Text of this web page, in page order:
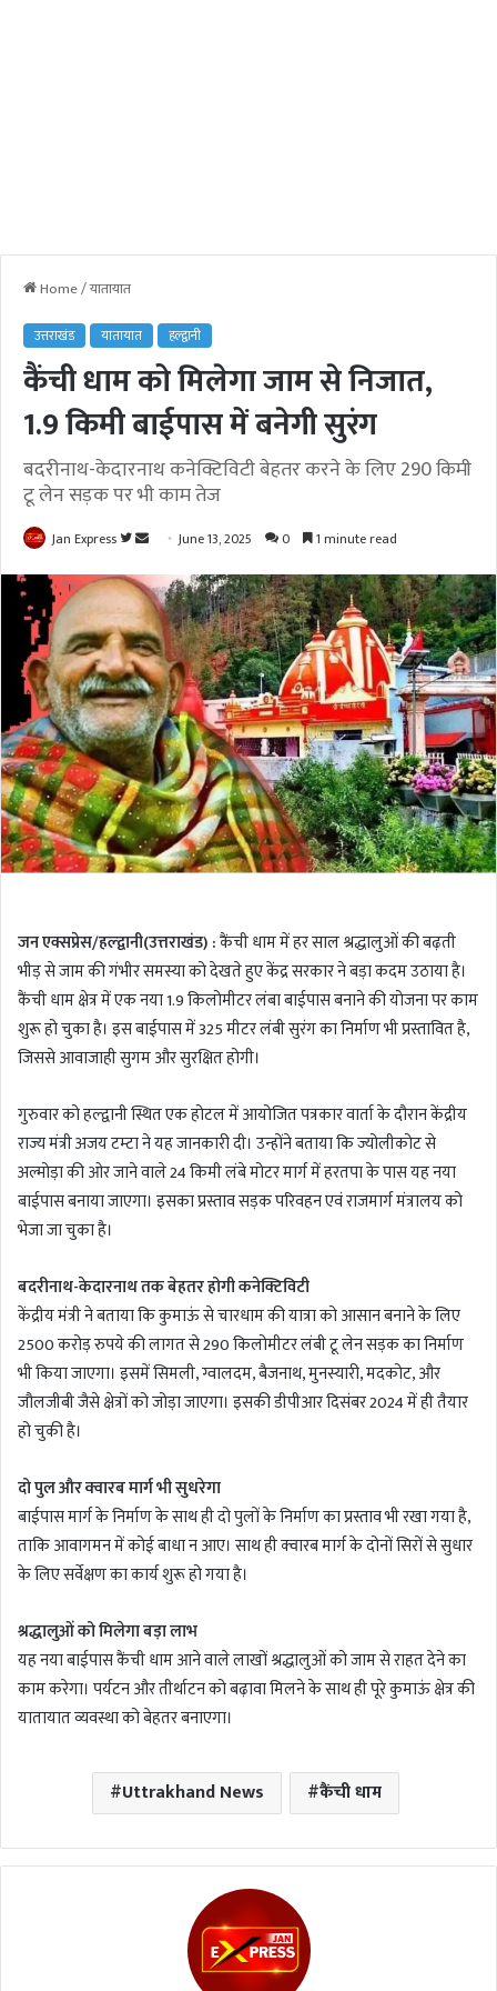
Home/यातायात
उत्तराखंड यातायात हल्द्वानी
कैंची धाम को मिलेगा जाम से निजात,
1.9 किमी बाईपास में बनेगी सुरंग
बदरीनाथ-केदारनाथ कनेक्टिविटी बेहतर करने के लिए 290 किमी
टू लेन सड़क पर भी काम तेज
Jan Express
F
l
l
o
w
o
n
T
w
i
t
t
n
d
a
n
e
m
a
i
l
June 13, 2025 0 1 minute read
जन एक्सप्रेस/हल्द्वानी(उत्तराखंड) :कैंची धाम में हर साल श्रद्धालुओं की बढ़ती
भीड़ से जाम की गंभीर समस्या को देखते हुए केंद्र सरकार ने बड़ा कदम उठाया है।
कैंची धाम क्षेत्र में एक नया 1.9 किलोमीटर लंबा बाईपास बनाने की योजना पर काम
शुरू हो चुका है। इस बाईपास में 325 मीटर लंबी सुरंग का निर्माण भी प्रस्तावित है,
जिससे आवाजाही सुगम और सुरक्षित होगी।
गुरुवार को हल्द्वानी स्थित एक होटल में आयोजित पत्रकार वार्ता के दौरान केंद्रीय
राज्य मंत्री अजय टम्टा ने यह जानकारी दी। उन्होंने बताया कि ज्योलीकोट से
अल्मोड़ा की ओर जाने वाले 24 किमी लंबे मोटर मार्ग में हरतपा के पास यह नया
बाईपास बनाया जाएगा। इसका प्रस्ताव सड़क परिवहन एवं राजमार्ग मंत्रालय को
भेजा जा चुका है।
बदरीनाथ-केदारनाथ तक बेहतर होगी कनेक्टिविटी
केंद्रीय मंत्री ने बताया कि कुमाऊं से चारधाम की यात्रा को आसान बनाने के लिए
2500 करोड़ रुपये की लागत से 290 किलोमीटर लंबी टू लेन सड़क का निर्माण
भी किया जाएगा। इसमें सिमली, ग्वालदम, बैजनाथ, मुनस्यारी, मदकोट, और
जौलजीबी जैसे क्षेत्रों को जोड़ा जाएगा। इसकी डीपीआर दिसंबर 2024 में ही तैयार
हो चुकी है।
दो पुल और क्वारब मार्ग भी सुधरेगा
बाईपास मार्ग के निर्माण के साथ ही दो पुलों के निर्माण का प्रस्ताव भी रखा गया है,
ताकि आवागमन में कोई बाधा न आए। साथ ही क्वारब मार्ग के दोनों सिरों से सुधार
के लिए सर्वेक्षण का कार्य शुरू हो गया है।
श्रद्धालुओं को मिलेगा बड़ा लाभ
यह नया बाईपास कैंची धाम आने वाले लाखों श्रद्धालुओं को जाम से राहत देने का
काम करेगा। पर्यटन और तीर्थाटन को बढ़ावा मिलने के साथ ही पूरे कुमाऊं क्षेत्र की
यातायात व्यवस्था को बेहतर बनाएगा।
Uttrakhand News कैंची धाम